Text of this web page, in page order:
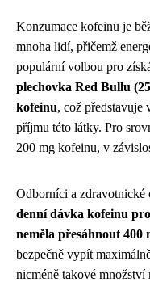
Konzumace kofeinu je
mnoha lidí, přičemž
populární volbou pro
plechovka Red Bullu
kofeinu, což představuje
příjmu této látky. Pro
200 mg kofeinu, v
Odborníci a zdravotnické
denní dávka kofeinu
neměla přesáhnout 400
bezpečně vypít
nicméně takové množství